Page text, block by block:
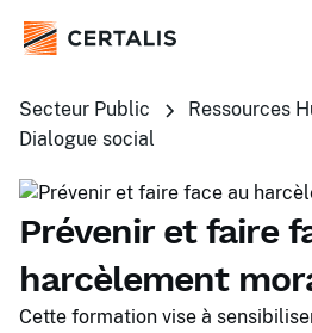
Secteur Public
Ressources
Dialogue social
Prévenir et faire
harcèlement
Cette formation vise à